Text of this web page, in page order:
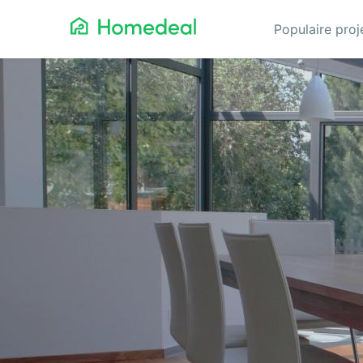
Populaire
Aanbouw
Airco
Architect
Asbest verwijderen
Badkamerspecialist
Dakbedekking